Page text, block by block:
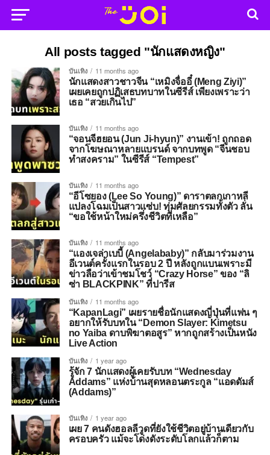
All posts tagged "นักแสดงหญิง"
บันเทิง 11 months ago
นักแสดงสาวชาวจีน “เหมิงจื่ออี๋ (Meng Ziyi)”
เผยเคยถูกปฏิเสธบทบาทในซีรีส์ เพียงเพราะว่า
เธอ “สวยเกินไป”
บันเทิง 11 months ago
“จอนจีฮยอน (Jun Ji-hyun)” งานเข้า! ถูกถอด
จากโฆษณาหลายแบรนด์ จากบทพูด “จีนชอบ
ทำสงคราม” ในซีรีส์ “Tempest”
บันเทิง 11 months ago
“อีโซยอง (Lee So Young)” ดาราตลกเกาหลี
แปลงโฉมเป็นสาวแซ่บ! ทุ่มศัลยกรรมทั้งตัว ลั่น
“ขอใช้หน้าใหม่ครึ่งชีวิตที่เหลือ”
บันเทิง 11 months ago
“แองเจล่าเบบี้ (Angelababy)” กลับมาร่วมงาน
อีเวนต์ครั้งแรกในรอบ 2 ปี หลังถูกแบนเพราะมี
ข่าวลือว่าเข้าชมโชว์ “Crazy Horse” ของ “ลิ
ซ่า BLACKPINK” ที่ปารีส
บันเทิง 11 months ago
“KapanLagi” เผยรายชื่อนักแสดงญี่ปุ่นที่แฟน ๆ
อยากให้รับบทใน “Demon Slayer: Kimetsu
no Yaiba ดาบพิฆาตอสูร” หากถูกสร้างเป็นหนัง
Live Action
บันเทิง 1 year ago
รู้จัก 7 นักแสดงผู้เคยรับบท “Wednesday
Addams” แห่งบ้านสุดหลอนตระกูล “แอดดัมส์
(Addams)”
บันเทิง 1 year ago
เผย 7 คนดังฮอลลีวูดที่ยังใช้ชีวิตอยู่บ้านเดียวกับ
ครอบครัว แม้จะโด่งดังระดับโลกแล้วก็ตาม